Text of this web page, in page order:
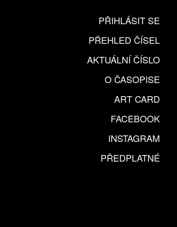
PŘIHLÁSIT SE
PŘEHLED ČÍSEL
AKTUÁLNÍ ČÍSLO
O ČASOPISE
ART CARD
FACEBOOK
INSTAGRAM
PŘEDPLATNÉ